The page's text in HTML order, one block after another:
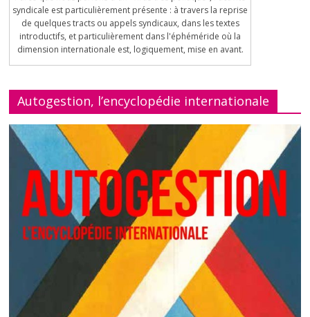
syndicale est particulièrement présente : à travers la reprise
de quelques tracts ou appels syndicaux, dans les textes
introductifs, et particulièrement dans l'éphéméride où la
dimension internationale est, logiquement, mise en avant.
Autogestion, l’encyclopédie internationale